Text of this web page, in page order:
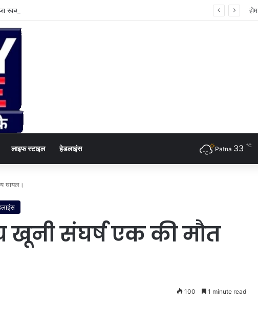
स्वच्छता का शंखनाद: नुक्कड़ नाटक के जरिए विधायी विभाग ने पेश की मिसाल होम
लाइफ स्टाइल हेडलाइंस Patna 33 ℃
घायल।
खूनी संघर्ष एक की मौत
100 1 minute read